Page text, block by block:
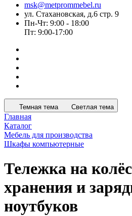
msk@metprommebel.ru
ул. Стахановская, д.6 стр. 9
Пн-Чт: 9:00 - 18:00
Пт: 9:00-17:00
Темная тема Светлая тема
Главная
Каталог
Мебель для производства
Шкафы компьютерные
Тележка на
хранения и
ноутбуков